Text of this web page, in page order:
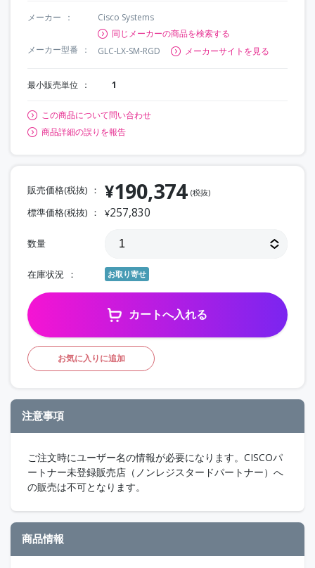
メーカー
Cisco Systems
同じメーカーの商品を検索する
メーカー型番
GLC-LX-SM-RGD メーカーサイトを見る
最小販売単位 1
この商品について問い合わせ
商品詳細の誤りを報告
販売価格(税抜) ¥190,374 (税抜)
標準価格(税抜) ¥257,830
数量
在庫状況 お取り寄せ
カートへ入れる
お気に入りに追加
注意事項
ご注文時にユーザー名の情報が必要になります。CISCOパ
ートナー未登録販売店（ノンレジスタードパートナー）へ
の販売は不可となります。
商品情報